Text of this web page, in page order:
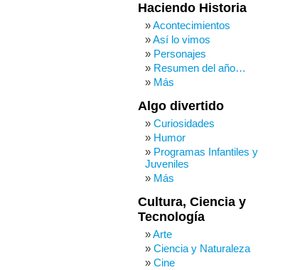
Haciendo Historia
Acontecimientos
Así lo vimos
Personajes
Resumen del año…
Más
Algo divertido
Curiosidades
Humor
Programas Infantiles y
Juveniles
Más
Cultura, Ciencia y
Tecnología
Arte
Ciencia y Naturaleza
Cine